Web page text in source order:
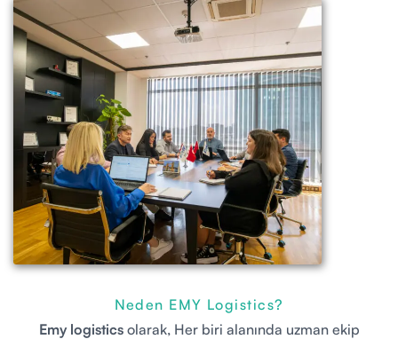
Neden EMY Logistics?
Emy logisticsolarak, Her biri alanında uzman ekip